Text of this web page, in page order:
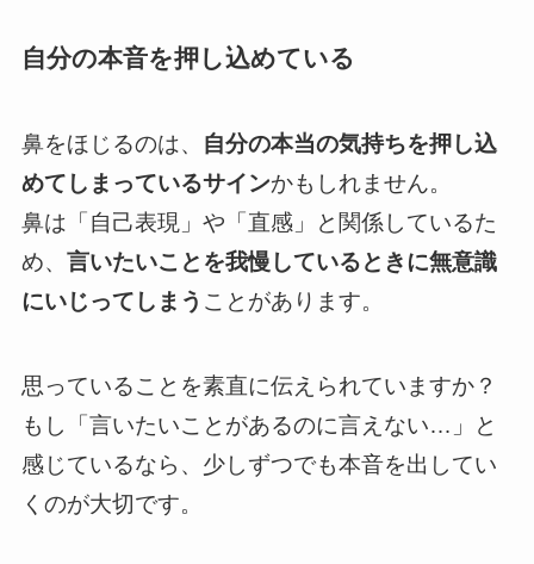
自分の本音を押し込めている
鼻をほじるのは、 自分の本当の気持ちを押し込
めてしまっているサインかもしれません。
鼻は「自己表現」や「直感」と関係しているた
め、 言いたいことを我慢しているときに無意識
にいじってしまう ことがあります。
思っていることを素直に伝えられていますか？
もし「言いたいことがあるのに言えない…」と
感じているなら、少しずつでも本音を出してい
くのが大切です。